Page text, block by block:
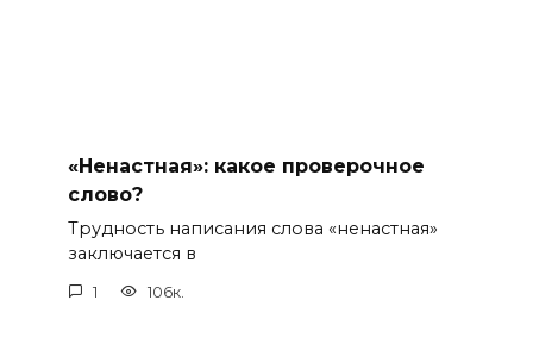
«Ненастная»: какое проверочное
слово?
Трудность написания слова «ненастная»
заключается в
1 106к.